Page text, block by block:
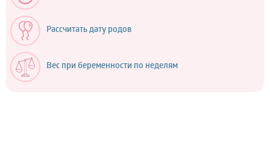
Рассчитать дату родов
Вес при беременности по неделям